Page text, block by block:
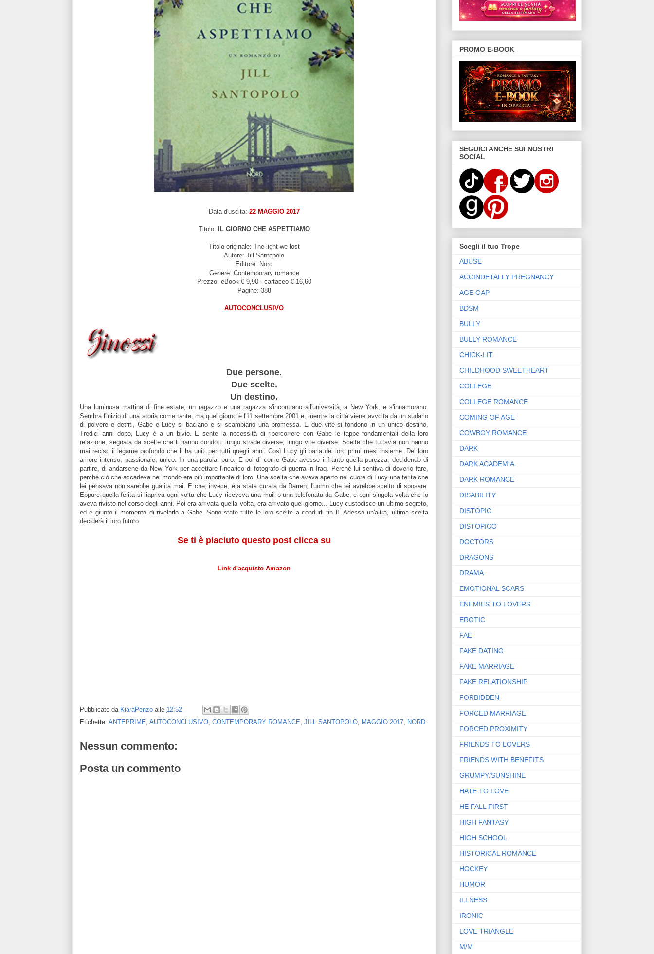
Data d'uscita: 22 MAGGIO 2017
Titolo: IL GIORNO CHE ASPETTIAMO
Titolo originale: The light we lost
Autore: Jill Santopolo
Editore: Nord
Genere: Contemporary romance
Prezzo: eBook € 9,90 - cartaceo € 16,60
Pagine: 388
AUTOCONCLUSIVO
Due persone.
Due scelte.
Un destino.
Una luminosa mattina di fine estate, un ragazzo e una ragazza s'incontrano all'università, a New York, e s'innamorano.
Sembra l'inizio di una storia come tante, ma quel giorno è l'11 settembre 2001 e, mentre la città viene avvolta da un sudario
di polvere e detriti, Gabe e Lucy si baciano e si scambiano una promessa. E due vite si fondono in un unico destino.
Tredici anni dopo, Lucy è a un bivio. E sente la necessità di ripercorrere con Gabe le tappe fondamentali della loro
relazione, segnata da scelte che li hanno condotti lungo strade diverse, lungo vite diverse. Scelte che tuttavia non hanno
mai reciso il legame profondo che li ha uniti per tutti quegli anni. Così Lucy gli parla dei loro primi mesi insieme. Del loro
amore intenso, passionale, unico. In una parola: puro. E poi di come Gabe avesse infranto quella purezza, decidendo di
partire, di andarsene da New York per accettare l'incarico di fotografo di guerra in Iraq. Perché lui sentiva di doverlo fare,
perché ciò che accadeva nel mondo era più importante di loro. Una scelta che aveva aperto nel cuore di Lucy una ferita che
lei pensava non sarebbe guarita mai. E che, invece, era stata curata da Darren, l'uomo che lei avrebbe scelto di sposare.
Eppure quella ferita si riapriva ogni volta che Lucy riceveva una mail o una telefonata da Gabe, e ogni singola volta che lo
aveva rivisto nel corso degli anni. Poi era arrivata quella volta, era arrivato quel giorno... Lucy custodisce un ultimo segreto,
ed è giunto il momento di rivelarlo a Gabe. Sono state tutte le loro scelte a condurli fin lì. Adesso un'altra, ultima scelta
deciderà il loro futuro.
Se ti è piaciuto questo post clicca su
Link d'acquisto Amazon
Pubblicato da KiaraPenzo alle 12:52
Etichette: ANTEPRIME, AUTOCONCLUSIVO, CONTEMPORARY ROMANCE, JILL SANTOPOLO, MAGGIO 2017, NORD
Nessun commento:
Posta un commento
PROMO E-BOOK
SEGUICI ANCHE SUI NOSTRI
SOCIAL
Scegli il tuo Trope
ABUSE
ACCINDETALLY PREGNANCY
AGE GAP
BDSM
BULLY
BULLY ROMANCE
CHICK-LIT
CHILDHOOD SWEETHEART
COLLEGE
COLLEGE ROMANCE
COMING OF AGE
COWBOY ROMANCE
DARK
DARK ACADEMIA
DARK ROMANCE
DISABILITY
DISTOPIC
DISTOPICO
DOCTORS
DRAGONS
DRAMA
EMOTIONAL SCARS
ENEMIES TO LOVERS
EROTIC
FAE
FAKE DATING
FAKE MARRIAGE
FAKE RELATIONSHIP
FORBIDDEN
FORCED MARRIAGE
FORCED PROXIMITY
FRIENDS TO LOVERS
FRIENDS WITH BENEFITS
GRUMPY/SUNSHINE
HATE TO LOVE
HE FALL FIRST
HIGH FANTASY
HIGH SCHOOL
HISTORICAL ROMANCE
HOCKEY
HUMOR
ILLNESS
IRONIC
LOVE TRIANGLE
M/M